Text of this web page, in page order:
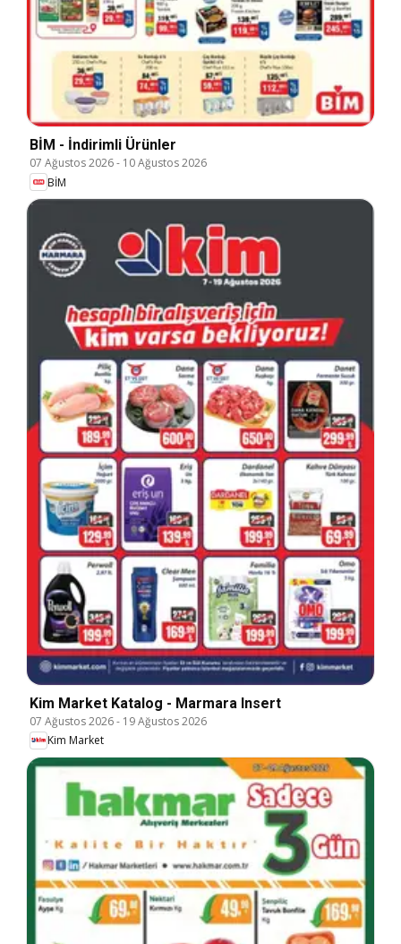
BİM - İndirimli Ürünler
07 Ağustos 2026- 10 Ağustos 2026
BİM
Kim Market Katalog - Marmara Insert
07 Ağustos 2026- 19 Ağustos 2026
Kim Market